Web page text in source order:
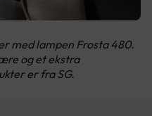
med lampen Frosta 480.
og et ekstra
er fra SG.